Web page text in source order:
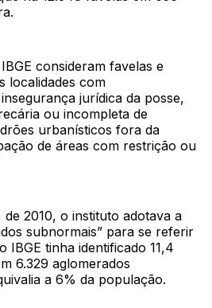
consideram favelas e
localidades com
jurídica da posse,
ou incompleta de
urbanísticos fora da
de áreas com restrição ou
2010, o instituto adotava a
subnormais” para se referir
IBGE tinha identificado 11,4
6.329 aglomerados
a 6% da população.